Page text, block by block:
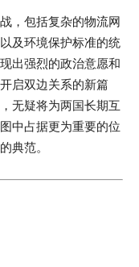
，包括复杂的物流网
及环境保护标准的统
出强烈的政治意愿和
启双边关系的新篇
无疑将为两国长期互
中占据更为重要的位
典范。